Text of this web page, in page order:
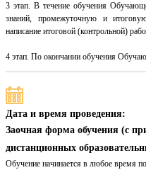
3 этап. В течение обучения
знаний, промежуточную и
написание итоговой (контрольной)
4 этап. По окончании обучения
Дата и время проведения:
Заочная форма обучения (с
дистанционных
Обучение начинается в любое время